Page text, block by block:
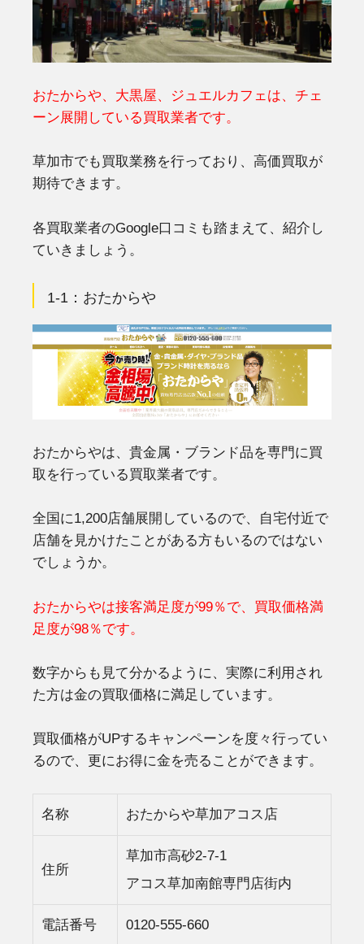
おたからや、大黒屋、ジュエルカフェは、チェ
ーン展開している買取業者です。
草加市でも買取業務を行っており、高価買取が
期待できます。
各買取業者のGoogle口コミも踏まえて、紹介し
ていきましょう。
1-1：おたからや
おたからやは、貴金属・ブランド品を専門に買
取を行っている買取業者です。
全国に1,200店舗展開しているので、自宅付近で
店舗を見かけたことがある方もいるのではない
でしょうか。
おたからやは接客満足度が99％で、買取価格満
足度が98％です。
数字からも見て分かるように、実際に利用され
た方は金の買取価格に満足しています。
買取価格がUPするキャンペーンを度々行ってい
るので、更にお得に金を売ることができます。
名称 おたからや草加アコス店
住所
草加市高砂2-7-1
アコス草加南館専門店街内
電話番号 0120-555-660